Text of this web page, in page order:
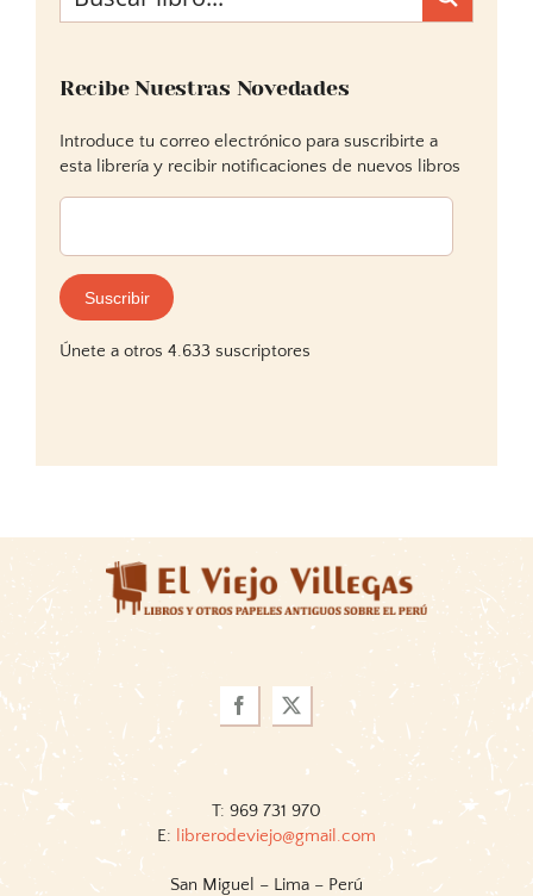
Recibe Nuestras Novedades
Introduce tu correo electrónico para suscribirte a
esta librería y recibir notificaciones de nuevos libros
Dirección
correo
electrónico:
Suscribir
Únete a otros 4.633 suscriptores
T: 969 731 970
E: librerodeviejo@gmail.com
San Miguel – Lima – Perú